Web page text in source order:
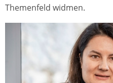
Themenfeld widmen.